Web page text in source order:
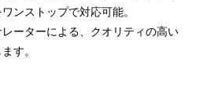
ンストップで対応可能。
ーターによる、クオリティの高い
す。